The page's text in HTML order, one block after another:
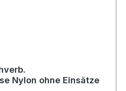
Nylon ohne Einsätze